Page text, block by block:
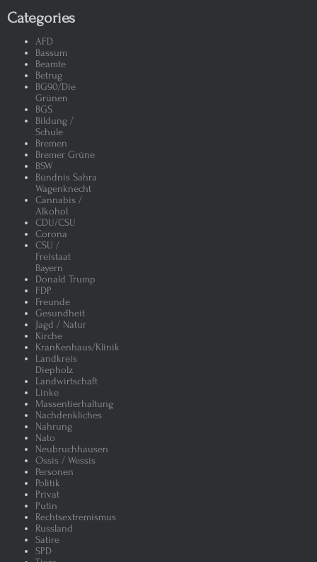
Categories
AFD
Bassum
Beamte
Betrug
BG90/Die
Grünen
BGS
Bildung /
Schule
Bremen
Bremer Grüne
BSW
Bündnis Sahra
Wagenknecht
Cannabis /
Alkohol
CDU/CSU
Corona
CSU /
Freistaat
Bayern
Donald Trump
FDP
Freunde
Gesundheit
Jagd / Natur
Kirche
KranKenhaus/Klinik
Landkreis
Diepholz
Landwirtschaft
Linke
Massentierhaltung
Nachdenkliches
Nahrung
Nato
Neubruchhausen
Ossis / Wessis
Personen
Politik
Privat
Putin
Rechtsextremismus
Russland
Satire
SPD